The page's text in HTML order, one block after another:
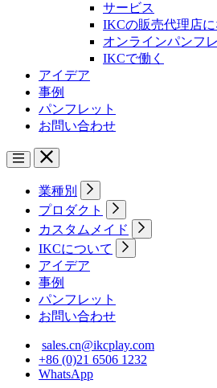
サービス
IKCの販売代理店に
オンラインパンフ
IKCで働く
アイデア
事例
パンフレット
お問い合わせ
業種別
プロダクト
カスタムメイド
IKCについて
アイデア
事例
パンフレット
お問い合わせ
sales.cn@ikcplay.com
+86 (0)21 6506 1232
WhatsApp